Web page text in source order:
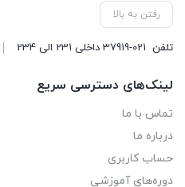
رفتن به بالا
تلفن 37919-021 داخلی 231 الی 234
لینک‌های دسترسی سریع
تماس با ما
درباره ما
حساب کاربری
دوره‌های آموزشی